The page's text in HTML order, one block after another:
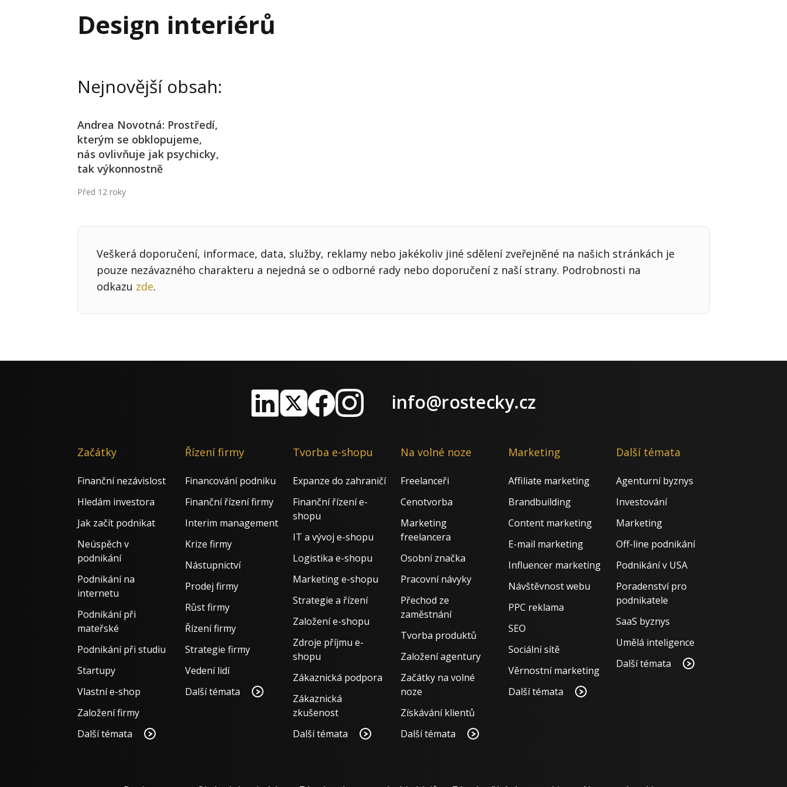
Interim management
Krizové řízení firmy
Projektové řízení
Design interiérů
Nejnovější obsah:
Andrea Novotná: Prostředí,
kterým se obklopujeme,
nás ovlivňuje jak psychicky,
tak výkonnostně
Před 12 roky
Veškerá doporučení, informace, data, služby, reklamy nebo jakékoliv jiné sdělení zveřejněné na našich stránkách je
pouze nezávazného charakteru a nejedná se o odborné rady nebo doporučení z naší strany. Podrobnosti na
odkazu zde.
info@rostecky.cz
Začátky
Finanční nezávislost
Hledám investora
Jak začít podnikat
Neúspěch v
podnikání
Podnikání na
internetu
Podnikání při
mateřské
Podnikání při studiu
Startupy
Vlastní e-shop
Založení firmy
Další témata
Řízení firmy
Financování podniku
Finanční řízení firmy
Interim management
Krize firmy
Nástupnictví
Prodej firmy
Růst firmy
Řízení firmy
Strategie firmy
Vedení lidí
Další témata
Tvorba e-shopu
Expanze do zahraničí
Finanční řízení e-
shopu
IT a vývoj e-shopu
Logistika e-shopu
Marketing e-shopu
Strategie a řízení
Založení e-shopu
Zdroje příjmu e-
shopu
Zákaznická podpora
Zákaznická
zkušenost
Další témata
Na volné noze
Freelanceři
Cenotvorba
Marketing
freelancera
Osobní značka
Pracovní návyky
Přechod ze
zaměstnání
Tvorba produktů
Založení agentury
Začátky na volné
noze
Získávání klientů
Další témata
Marketing
Affiliate marketing
Brandbuilding
Content marketing
E-mail marketing
Influencer marketing
Návštěvnost webu
PPC reklama
SEO
Sociální sítě
Věrnostní marketing
Další témata
Další témata
Agenturní byznys
Investování
Marketing
Off-line podnikání
Podnikání v USA
Poradenství pro
podnikatele
SaaS byznys
Umělá inteligence
Další témata